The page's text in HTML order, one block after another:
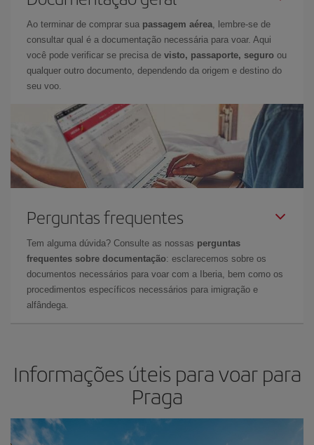
Ao terminar de comprar sua passagem aérea, lembre-se de
consultar qual é a documentação necessária para voar. Aqui
você pode verificar se precisa de visto, passaporte, seguro ou
qualquer outro documento, dependendo da origem e destino do
seu voo.
Perguntas frequentes
Tem alguma dúvida? Consulte as nossas perguntas
frequentes sobre documentação: esclarecemos sobre os
documentos necessários para voar com a Iberia, bem como os
procedimentos específicos necessários para imigração e
alfândega.
Informações úteis para voar para
Praga